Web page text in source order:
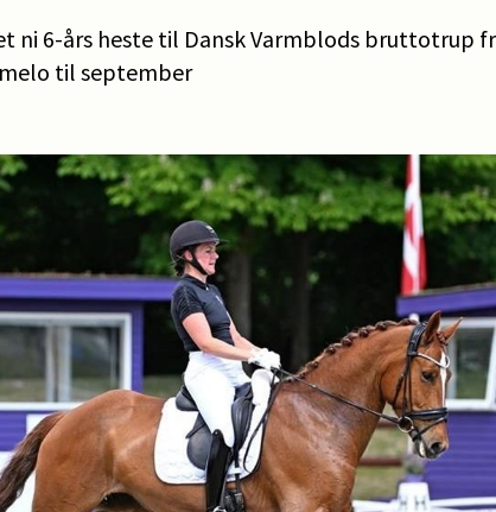
ni 6-års heste til Dansk Varmblods bruttotrup
til september